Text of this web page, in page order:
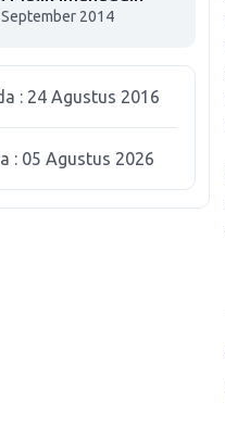
2014
: 24 Agustus 2016
: 05 Agustus 2026